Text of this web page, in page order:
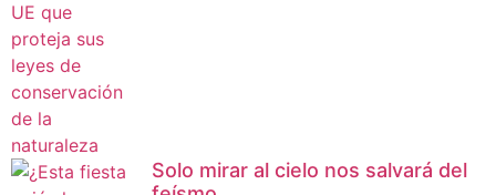
Solo mirar al cielo nos salvará del